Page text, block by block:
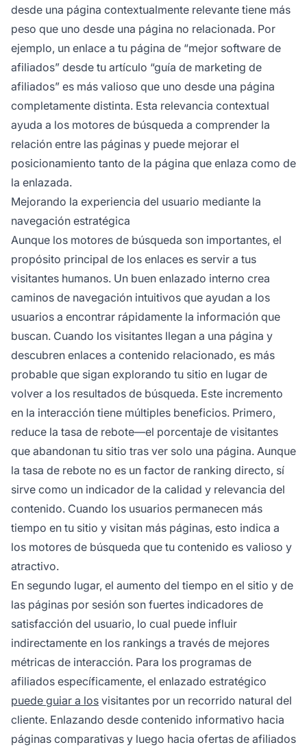
desde una página contextualmente relevante tiene más
peso que uno desde una página no relacionada. Por
ejemplo, un enlace a tu página de “mejor software de
afiliados” desde tu artículo “guía de marketing de
afiliados” es más valioso que uno desde una página
completamente distinta. Esta relevancia contextual
ayuda a los motores de búsqueda a comprender la
relación entre las páginas y puede mejorar el
posicionamiento tanto de la página que enlaza como de
la enlazada.
Mejorando la experiencia del usuario mediante la
navegación estratégica
Aunque los motores de búsqueda son importantes, el
propósito principal de los enlaces es servir a tus
visitantes humanos. Un buen enlazado interno crea
caminos de navegación intuitivos que ayudan a los
usuarios a encontrar rápidamente la información que
buscan. Cuando los visitantes llegan a una página y
descubren enlaces a contenido relacionado, es más
probable que sigan explorando tu sitio en lugar de
volver a los resultados de búsqueda. Este incremento
en la interacción tiene múltiples beneficios. Primero,
reduce la tasa de rebote—el porcentaje de visitantes
que abandonan tu sitio tras ver solo una página. Aunque
la tasa de rebote no es un factor de ranking directo, sí
sirve como un indicador de la calidad y relevancia del
contenido. Cuando los usuarios permanecen más
tiempo en tu sitio y visitan más páginas, esto indica a
los motores de búsqueda que tu contenido es valioso y
atractivo.
En segundo lugar, el aumento del tiempo en el sitio y de
las páginas por sesión son fuertes indicadores de
satisfacción del usuario, lo cual puede influir
indirectamente en los rankings a través de mejores
métricas de interacción. Para los programas de
afiliados específicamente, el enlazado estratégico
puede guiar a los visitantes por un recorrido natural del
cliente. Enlazando desde contenido informativo hacia
páginas comparativas y luego hacia ofertas de afiliados